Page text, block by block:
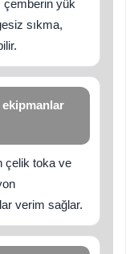
çemberin yük
sıkma,
çelik toka ve
verim sağlar.